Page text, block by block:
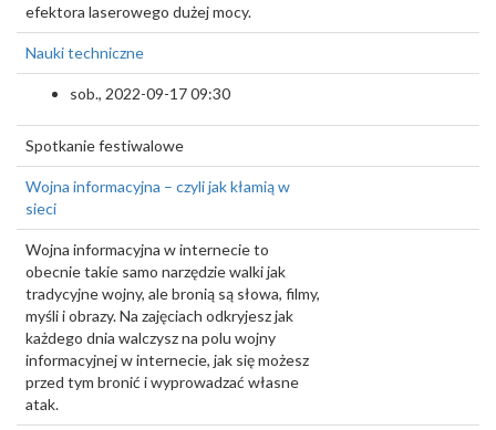
efektora laserowego dużej mocy.
Nauki techniczne
sob., 2022-09-17 09:30
Spotkanie festiwalowe
Wojna informacyjna – czyli jak kłamią w
sieci
Wojna informacyjna w internecie to
obecnie takie samo narzędzie walki jak
tradycyjne wojny, ale bronią są słowa, filmy,
myśli i obrazy. Na zajęciach odkryjesz jak
każdego dnia walczysz na polu wojny
informacyjnej w internecie, jak się możesz
przed tym bronić i wyprowadzać własne
atak.